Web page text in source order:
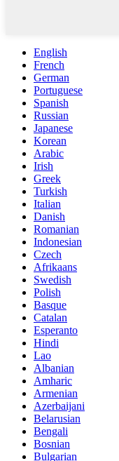
English
French
German
Portuguese
Spanish
Russian
Japanese
Korean
Arabic
Irish
Greek
Turkish
Italian
Danish
Romanian
Indonesian
Czech
Afrikaans
Swedish
Polish
Basque
Catalan
Esperanto
Hindi
Lao
Albanian
Amharic
Armenian
Azerbaijani
Belarusian
Bengali
Bosnian
Bulgarian